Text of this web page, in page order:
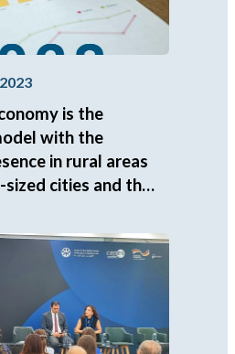
is the
with the
in rural areas
sized cities and the